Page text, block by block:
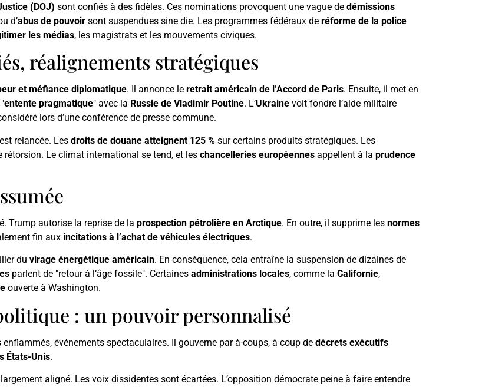
(DOJ) sont confiés à des fidèles. Ces nominations provoquent une vague de démissions
d’abus de pouvoir sont suspendues sine die. Les programmes fédéraux de réforme de la police
les médias, les magistrats et les mouvements civiques.
réalignements stratégiques
et méfiance diplomatique. Il annonce le retrait américain de l’Accord de Paris. Ensuite, il met en
entente pragmatique" avec la Russie de Vladimir Poutine. L’Ukraine voit fondre l’aide militaire
lors d’une conférence de presse commune.
est relancée. Les droits de douane atteignent 125 % sur certains produits stratégiques. Les
rétorsion. Le climat international se tend, et les chancelleries européennes appellent à la prudence
Trump autorise la reprise de la prospection pétrolière en Arctique. En outre, il supprime les normes
fin aux incitations à l’achat de véhicules électriques.
du virage énergétique américain. En conséquence, cela entraîne la suspension de dizaines de
parlent de "retour à l’âge fossile". Certaines administrations locales, comme la Californie,
ouverte à Washington.
: un pouvoir personnalisé
enflammés, événements spectaculaires. Il gouverne par à-coups, à coup de décrets exécutifs
États-Unis.
aligné. Les voix dissidentes sont écartées. L’opposition démocrate peine à faire entendre